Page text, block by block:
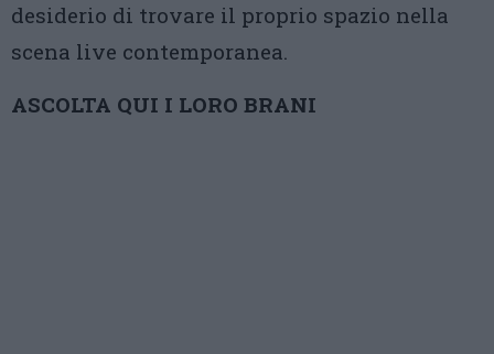
desiderio di trovare il proprio spazio nella
scena live contemporanea.
ASCOLTA QUI I LORO BRANI